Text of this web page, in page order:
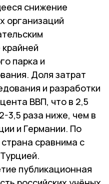
снижение
организаций
парка и
Доля затрат
и разработки
ВВП, что в 2,5
3,5 раза ниже, чем в
и Германии. По
сравнима с
публикационная